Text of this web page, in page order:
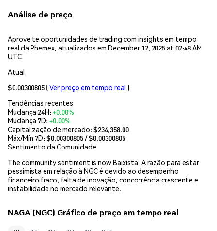
Análise de preço
Aproveite oportunidades de trading com insights em tempo
real da Phemex, atualizados em December 12, 2025 at 02:48 AM
UTC
Atual
$0.00300805 (Ver preço em tempo real )
Tendências recentes
Mudança 24H:+0.00%
Mudança 7D:+0.00%
Capitalização de mercado:$234,358.00
Máx/Mín 7D: $0.00300805/ $0.00300805
Sentimento da Comunidade
The community sentiment is now Baixista. A razão para estar
pessimista em relação à NGC é devido ao desempenho
financeiro fraco, falta de inovação, concorrência crescente e
instabilidade no mercado relevante.
NAGA (NGC) Gráfico de preço em tempo real